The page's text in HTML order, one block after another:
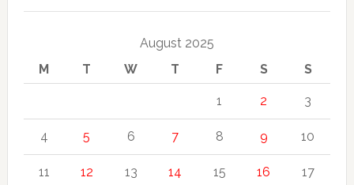
August 2025
M
T W T F S S
1 2 3
4 5 6 7 8 9 10
11 12 13 14 15 16 17